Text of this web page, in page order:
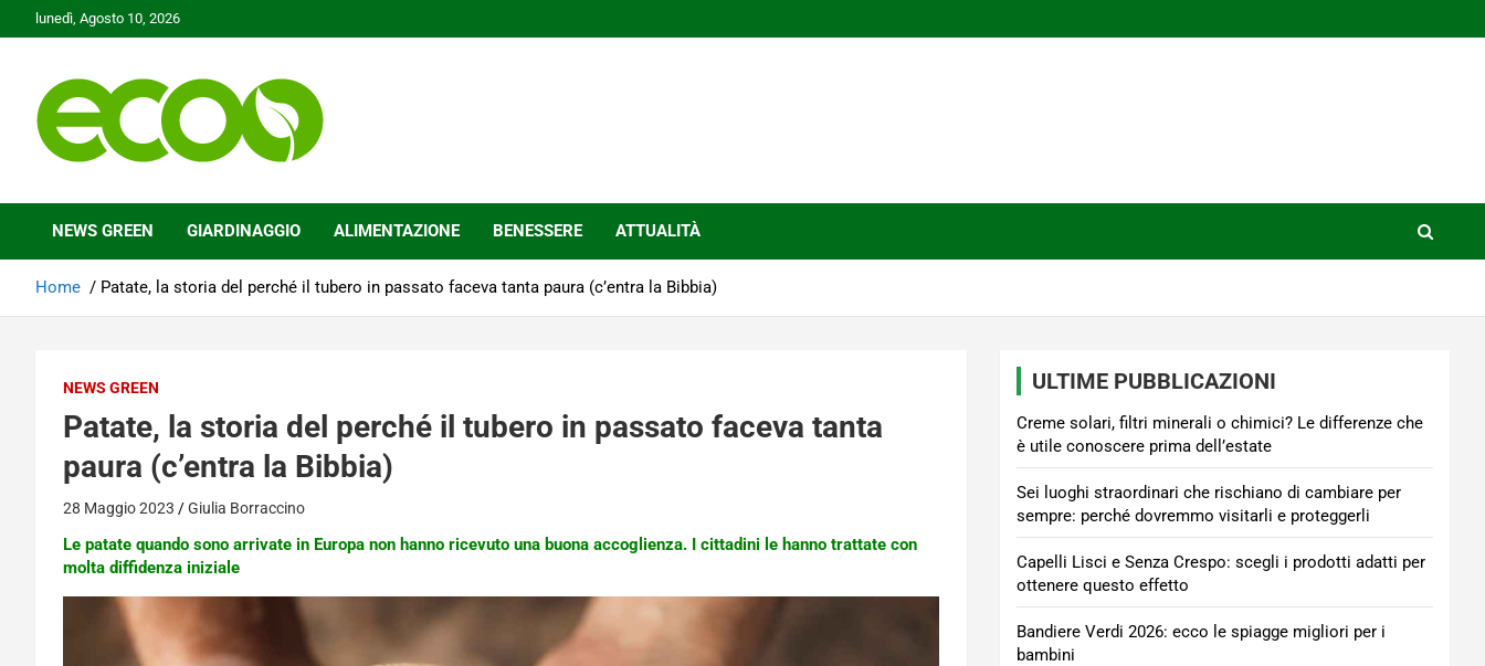
to
lunedì, Agosto 10, 2026
Ecoo.it
NEWS GREEN GIARDINAGGIO ALIMENTAZIONE BENESSERE ATTUALITÀ
Home Patate, la storia del perché il tubero in passato faceva tanta paura (c’entra la Bibbia)
NEWS GREEN
Patate, la storia del perché il tubero in passato faceva tanta
paura (c’entra la Bibbia)
28 Maggio 2023 Giulia Borraccino
Le patate quando sono arrivate in Europa non hanno ricevuto una buona accoglienza. I cittadini le hanno trattate con
molta diffidenza iniziale
ULTIME PUBBLICAZIONI
Creme solari, filtri minerali o chimici? Le differenze che
è utile conoscere prima dell’estate
Sei luoghi straordinari che rischiano di cambiare per
sempre: perché dovremmo visitarli e proteggerli
Capelli Lisci e Senza Crespo: scegli i prodotti adatti per
ottenere questo effetto
Bandiere Verdi 2026: ecco le spiagge migliori per i
bambini